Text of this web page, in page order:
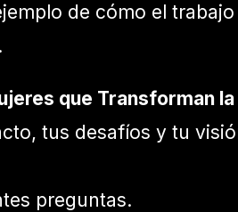
de cómo el
que Transforman
tus desafíos y tu
preguntas.